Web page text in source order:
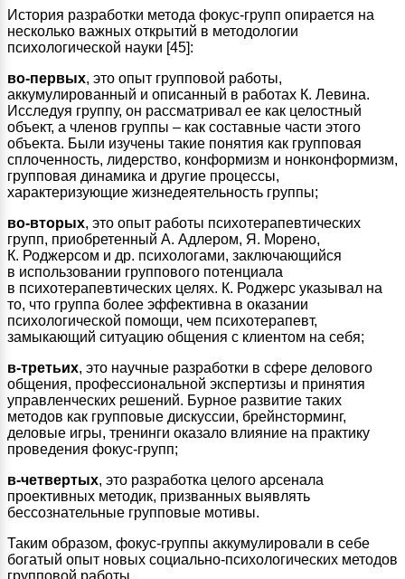
История разработки метода фокус-групп опирается на
несколько важных открытий в методологии
психологической науки [45]:
во-первых, это опыт групповой работы,
аккумулированный и описанный в работах К. Левина.
Исследуя группу, он рассматривал ее как целостный
объект, а членов группы – как составные части этого
объекта. Были изучены такие понятия как групповая
сплоченность, лидерство, конформизм и нонконформизм,
групповая динамика и другие процессы,
характеризующие жизнедеятельность группы;
во-вторых, это опыт работы психотерапевтических
групп, приобретенный А. Адлером, Я. Морено,
К. Роджерсом и др. психологами, заключающийся
в использовании группового потенциала
в психотерапевтических целях. К. Роджерс указывал на
то, что группа более эффективна в оказании
психологической помощи, чем психотерапевт,
замыкающий ситуацию общения с клиентом на себя;
в-третьих, это научные разработки в сфере делового
общения, профессиональной экспертизы и принятия
управленческих решений. Бурное развитие таких
методов как групповые дискуссии, брейнсторминг,
деловые игры, тренинги оказало влияние на практику
проведения фокус-групп;
в-четвертых, это разработка целого арсенала
проективных методик, призванных выявлять
бессознательные групповые мотивы.
Таким образом, фокус-группы аккумулировали в себе
богатый опыт новых социально-психологических методов
групповой работы.